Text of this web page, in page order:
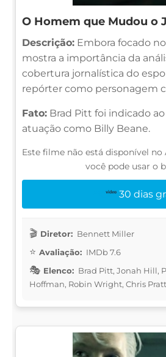
O Homem que Mudou o
Descrição: Embora focado
mostra a importância da
cobertura jornalística do
repórter como personagem
Fato: Brad Pitt foi indicado
atuação como Billy Beane.
Este filme não está disponível
você pode usar o
30 dias
Diretor: Bennett Miller
Avaliação: IMDb 7.6
Elenco: Brad Pitt, Jonah Hill,
Hoffman, Robin Wright, Chris